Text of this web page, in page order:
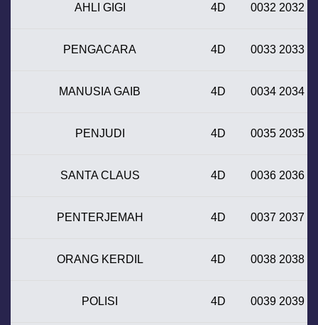
AHLI GIGI 4D 0032 2032
PENGACARA 4D 0033 2033
MANUSIA GAIB 4D 0034 2034
PENJUDI 4D 0035 2035
SANTA CLAUS 4D 0036 2036
PENTERJEMAH 4D 0037 2037
ORANG KERDIL 4D 0038 2038
POLISI 4D 0039 2039